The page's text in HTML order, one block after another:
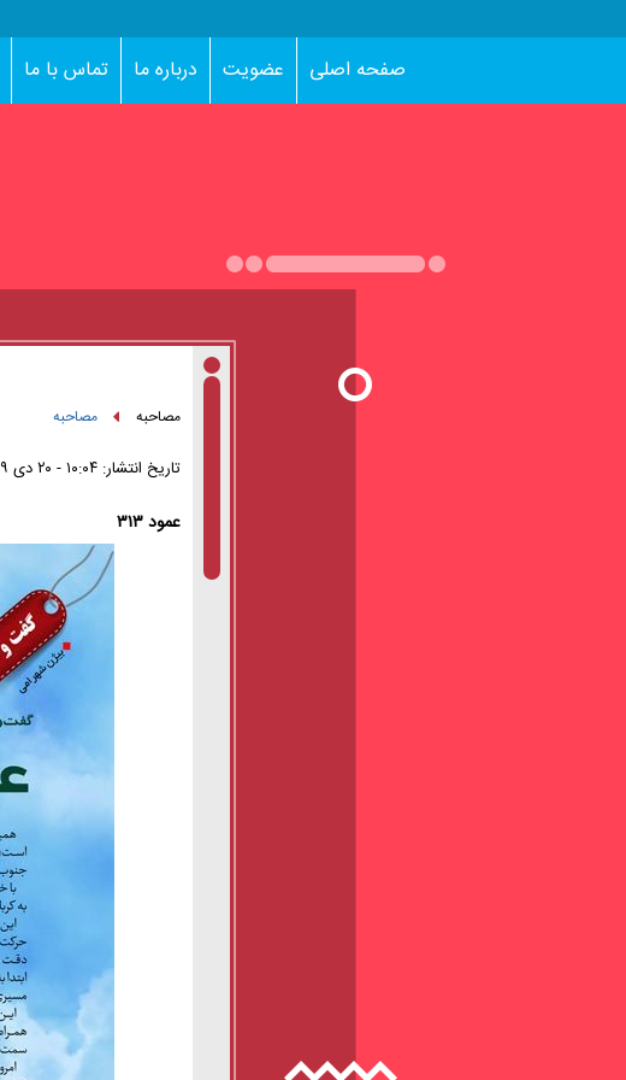
صفحه اصلی عضویت درباره ما تماس با ما
مصاحبه مصاحبه
تاریخ انتشار:۱۰:۰۴ - ۲۰ دی ۱۳۹۹
عمود ۳۱۳